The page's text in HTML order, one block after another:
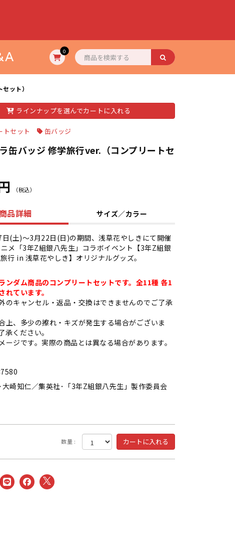
0
ット）
ラインナップを選んでカートに入れる
トセット 缶バッジ
缶バッジ 修学旅行ver.（コンプリートセ
（税込）
商品詳細 サイズ／カラー
(土)～3月22日(日)の期間、浅草花やしきにて開催
メ「3年Z組銀八先生」コラボイベント【3年Z組銀
行 in 浅草花やしき】オリジナルグッズ。
ンダム商品のコンプリートセットです。全11種 各1
れています。
のキャンセル・返品・交換はできませんのでご了承
上、多少の擦れ・キズが発生する場合がございま
承ください。
ージです。実際の商品とは異なる場合があります。
崎知仁／集英社･「3年Z組銀八先生」製作委員会
数量 :